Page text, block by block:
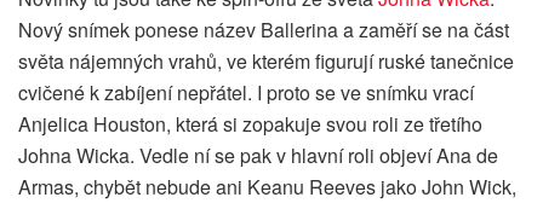
Nový snímek ponese název Ballerina a zaměří se na část
světa nájemných vrahů, ve kterém figurují ruské tanečnice
cvičené k zabíjení nepřátel. I proto se ve snímku vrací
Anjelica Houston, která si zopakuje svou roli ze třetího
Johna Wicka. Vedle ní se pak v hlavní roli objeví Ana de
Armas, chybět nebude ani Keanu Reeves jako John Wick,